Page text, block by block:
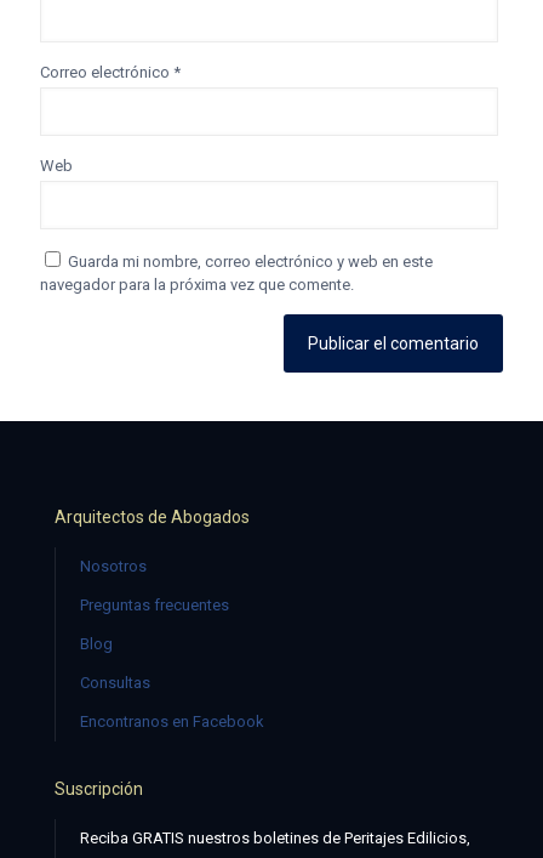
Correo electrónico *
Web
Guarda mi nombre, correo electrónico y web en este
navegador para la próxima vez que comente.
Arquitectos de Abogados
Nosotros
Preguntas frecuentes
Blog
Consultas
Encontranos en Facebook
Suscripción
Reciba GRATIS nuestros boletines de Peritajes Edilicios,